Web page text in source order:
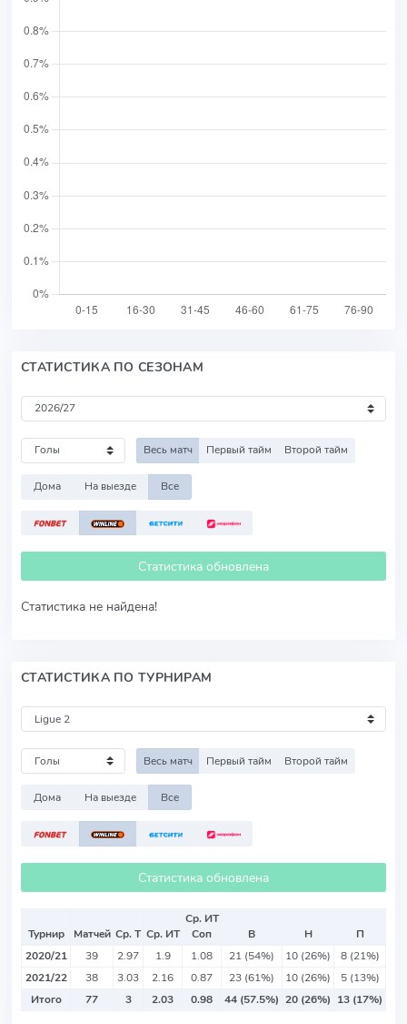
СТАТИСТИКА ПО СЕЗОНАМ
Весь матч Первый тайм Второй тайм
Дома На выезде Все
Статистика обновлена
Статистика не найдена!
СТАТИСТИКА ПО ТУРНИРАМ
Весь матч Первый тайм Второй тайм
Дома На выезде Все
Статистика обновлена
Турнир Матчей Ср. Т Ср. ИТ
Ср. ИТ
Соп
В Н
П
2020/21
39 2.97 1.9 1.08 21 (54%) 10 (26%)
8 (21%)
2021/22
38 3.03 2.16 0.87 23 (61%) 10 (26%)
5 (13%)
Итого
77 3 2.03 0.98 44 (57.5%) 20 (26%) 13 (17%)